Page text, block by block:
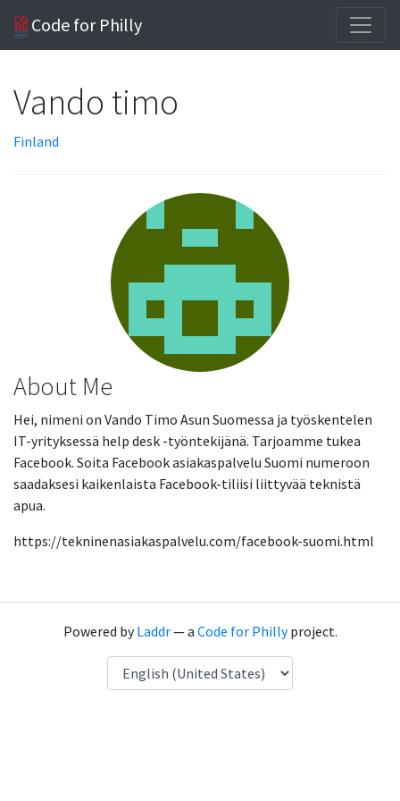
Code for Philly
Vando timo
Finland
About Me
Hei, nimeni on Vando Timo Asun Suomessa ja työskentelen
IT-yrityksessä help desk -työntekijänä. Tarjoamme tukea
Facebook. Soita Facebook asiakaspalvelu Suomi numeroon
saadaksesi kaikenlaista Facebook-tiliisi liittyvää teknistä
apua.
https://tekninenasiakaspalvelu.com/facebook-suomi.html
Powered byLaddr— a Code for Phillyproject.
Language